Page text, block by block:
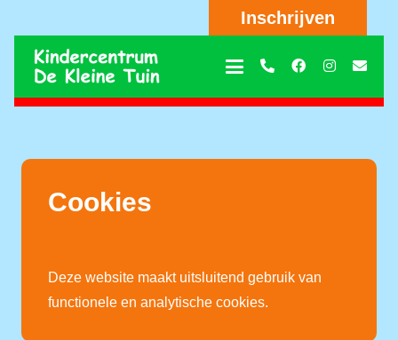
Inschrijven
Cookies
Deze website maakt uitsluitend gebruik van
functionele en analytische cookies.